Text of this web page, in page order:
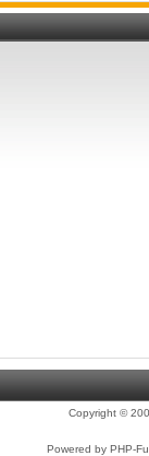
Copyright ©
Powered by PHP-